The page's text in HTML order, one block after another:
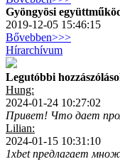
Gyöngyösi
2019-12-05 15:46:15
Bővebben>>>
Hírarchívum
Legutóbbi
Hung:
2024-01-24 10:27:02
Привет! Что дает
Lilian:
2024-01-15 10:31:10
1xbet предлагает